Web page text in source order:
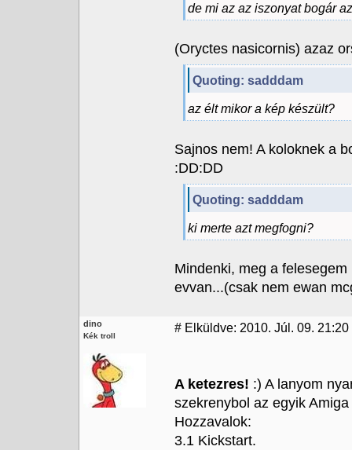
de mi az az iszonyat bogár
(Oryctes nasicornis) azaz
Quoting: sadddam
az élt mikor a kép készült?
Sajnos nem! A koloknek a
:DD:DD
Quoting: sadddam
ki merte azt megfogni?
Mindenki, meg a
evvan...(csak nem ewan
dino
Kék troll
# Elküldve: 2010. Júl. 09. 21:20
A ketezres! :) A lanyom
szekrenybol az egyik
Hozzavalok:
3.1 Kickstart.